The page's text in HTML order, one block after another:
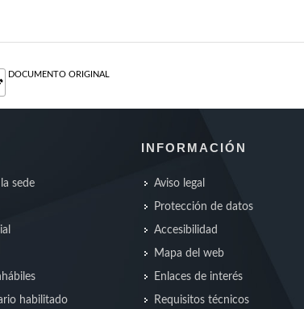
DOCUMENTO ORIGINAL
sede
habilitado
INFORMACIÓN
Aviso legal
Protección de datos
Accesibilidad
Mapa del web
Enlaces de interés
Requisitos técnicos